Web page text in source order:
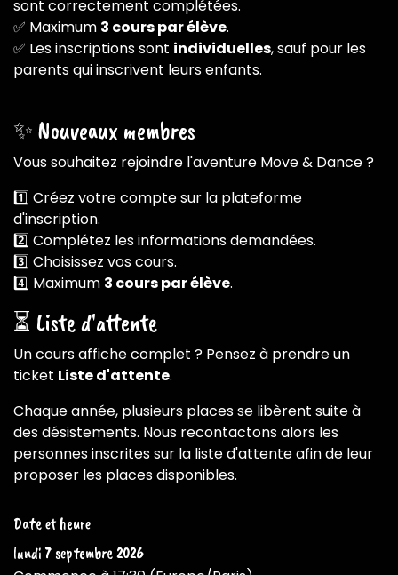
sont correctement complétées.
✅ Maximum 3 cours par élève.
✅ Les inscriptions sont individuelles, sauf pour les
parents qui inscrivent leurs enfants.
✨ Nouveaux membres
Vous souhaitez rejoindre l'aventure Move & Dance ?
1️⃣ Créez votre compte sur la plateforme
d'inscription.
2️⃣ Complétez les informations demandées.
3️⃣ Choisissez vos cours.
4️⃣ Maximum 3 cours par élève.
⏳ Liste d'attente
Un cours affiche complet ? Pensez à prendre un
ticket Liste d'attente.
Chaque année, plusieurs places se libèrent suite à
des désistements. Nous recontactons alors les
personnes inscrites sur la liste d'attente afin de leur
proposer les places disponibles.
Date et heure
lundi 7 septembre 2026